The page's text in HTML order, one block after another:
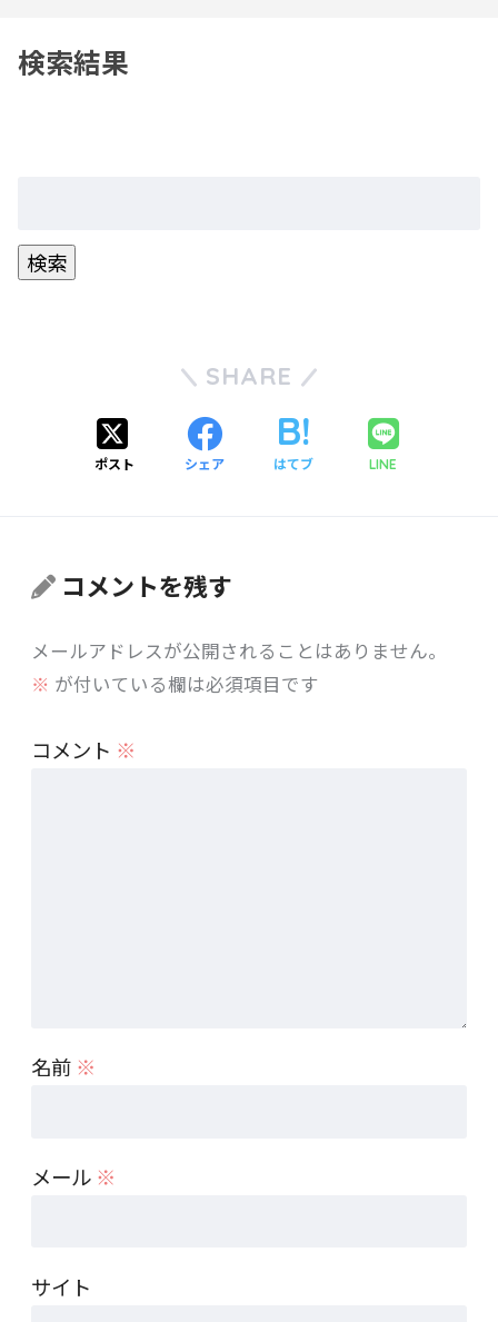
検索結果
SHARE
ポスト シェア はてブ LINE
コメントを残す
メールアドレスが公開されることはありません。
※ が付いている欄は必須項目です
コメント ※
名前 ※
メール ※
サイト